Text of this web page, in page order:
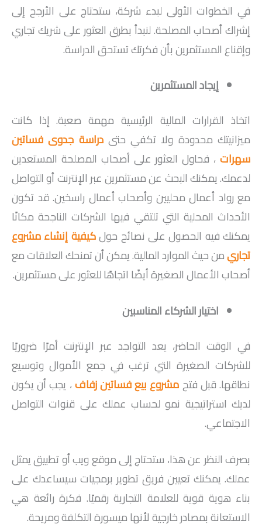
في الخطوات الأولى لبدء شركة، ستحتاج على الأرجح إلى
إشراك أصحاب المصلحة. لنبدأ بطرق العثور على شريك تجاري
وإقناع المستثمرين بأن فكرتك تستحق الدراسة.
إيجاد المستثمرين
اتخاذ القرارات المالية الرئيسية مهمة صعبة. إذا كانت
ميزانيتك محدودة ولا تكفي حتىدراسة جدوى فساتين
سهرات ، فحاول العثور على أصحاب المصلحة المستعدين
لدعمك. يمكنك البحث عن مستثمرين عبر الإنترنت أو التواصل
مع رواد أعمال محليين وأصحاب أعمال راسخين. قد تكون
الأحداث المحلية التي تلتقي فيها الشركات الناجحة مكانًا
يمكنك فيه الحصول على نصائح حولكيفية إنشاء مشروع
تجاريمن حيث الموارد المالية. يمكن أن تمنحك العلاقات مع
أصحاب الأعمال الصغيرة أيضًا اتجاهًا للعثور على مستثمرين.
اختيار الشركاء المناسبين
في الوقت الحاضر، يعد التواجد عبر الإنترنت أمرًا ضروريًا
للشركات الصغيرة التي ترغب في جمع الأموال وتوسيع
نطاقها. قبل فتحمشروع بيع فساتين زفاف، يجب أن يكون
لديك استراتيجية نمو لحساب عملك على قنوات التواصل
الاجتماعي.
بصرف النظر عن هذا، ستحتاج إلى موقع ويب أو تطبيق يمثل
عملك. يمكنك تعيين فريق تطوير برمجيات سيساعدك على
بناء هوية قوية للعلامة التجارية رقميًا. فكرة رائعة هي
الاستعانة بمصادر خارجية لأنها ميسورة التكلفة ومريحة.